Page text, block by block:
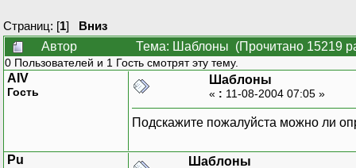
Страниц: [1] Вниз
Автор
Тема: Шаблоны (Прочитано 15219
0 Пользователей и 1 Гость смотрят эту тему.
AIV
Гость
Шаблоны
« : 11-08-2004 07:05 »
Подскажите пожалуйста можно ли
Pu Шаблоны